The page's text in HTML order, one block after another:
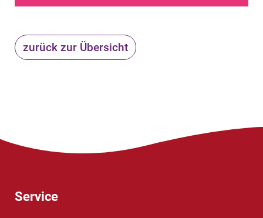
zurück zur Übersicht
Service